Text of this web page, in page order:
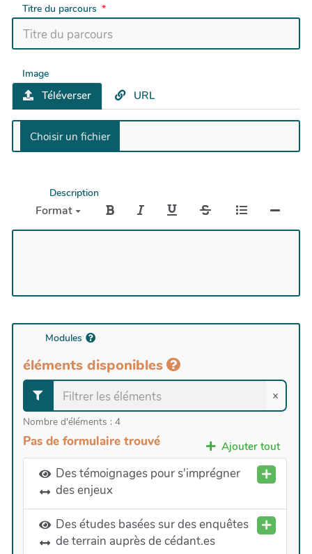
Titre du parcours
Image
Téléverser URL
Description
Format
Modules
éléments disponibles
×
Nombre d'éléments : 4
Pas de formulaire trouvé Ajouter tout
Des témoignages pour s'imprégner
des enjeux
Des études basées sur des enquêtes
de terrain auprès de cédant.es